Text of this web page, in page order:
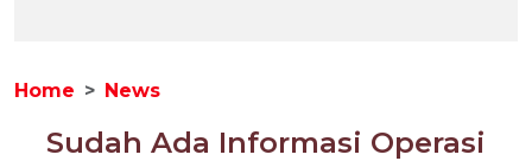
Home News
Sudah Ada Informasi Operasi